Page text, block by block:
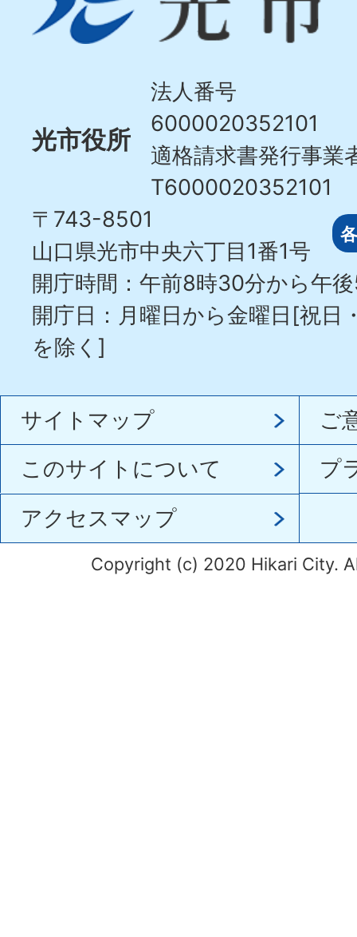
市
Hikari
光市役所
法人番号
6000020352101
適格請求書発行事業
T6000020352101
〒743-8501
山口県光市中央六丁目1番1号
開庁時間：午前8時30分から午
開庁日：月曜日から金曜日[祝日
を除く]
サイトマップ
ご
このサイトについて
プ
アクセスマップ
Copyright (c) 2020 Hikari City.